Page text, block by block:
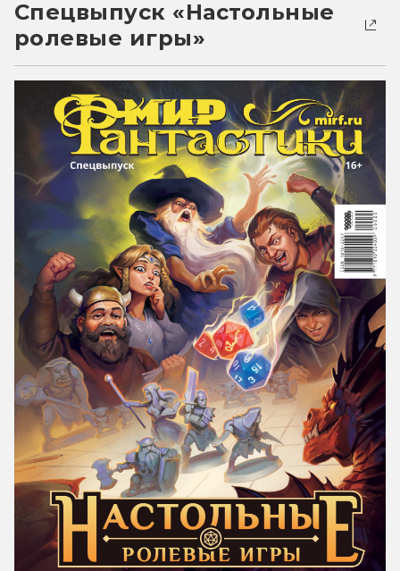
Спецвыпуск «Настольные
ролевые игры»